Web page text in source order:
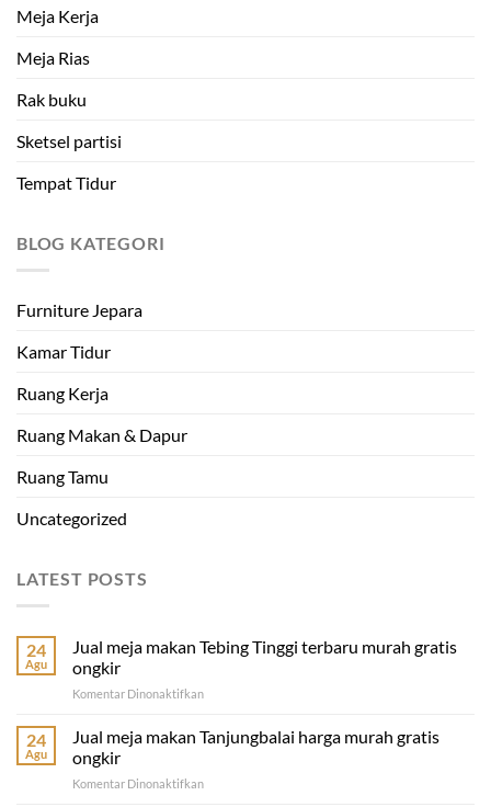
Meja Kerja
Meja Rias
Rak buku
Sketsel partisi
Tempat Tidur
BLOG KATEGORI
Furniture Jepara
Kamar Tidur
Ruang Kerja
Ruang Makan & Dapur
Ruang Tamu
Uncategorized
LATEST POSTS
24
Agu
Jual meja makan Tebing Tinggi terbaru murah gratis
ongkir
Komentar Dinonaktifkanpada
meja
makan
Tinggi
24
Agu
Jual meja makan Tanjungbalai harga murah gratis
ongkir
Komentar Dinonaktifkanpada